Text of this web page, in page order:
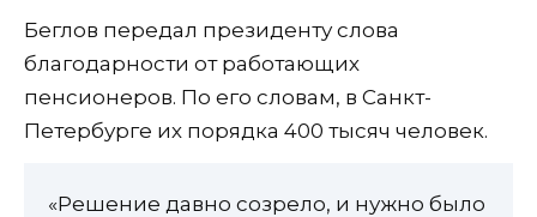
Беглов передал президенту слова
благодарности от работающих
пенсионеров. По его словам, в Санкт-
Петербурге их порядка 400 тысяч человек.
«Решение давно созрело, и нужно было